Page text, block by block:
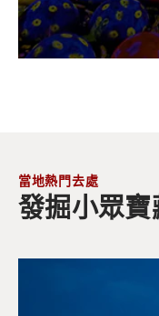
當地熱門去處
發掘小眾寶